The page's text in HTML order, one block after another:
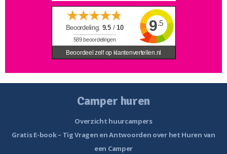
Beoordeling: 9.5/ 10
589beoordelingen
9.5
Beoordeel zelf op klantenvertellen.nl
Camper huren
Overzicht huurcampers
Gratis E-book – Tig Vragen en Antwoorden over het Huren van
een Camper